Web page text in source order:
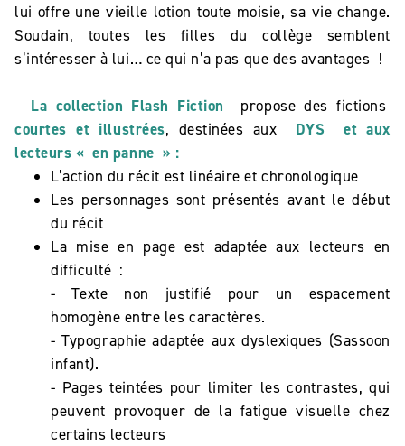
lui offre une vieille lotion toute moisie, sa vie change.
Soudain, toutes les filles du collège semblent
s’intéresser à lui… ce qui n’a pas que des avantages !
La collection Flash Fiction propose des fictions
courtes et illustrées, destinées aux DYS
et aux
lecteurs « en panne » :
L’action du récit est linéaire et chronologique
Les personnages sont présentés avant le début
du récit
La mise en page est adaptée aux lecteurs en
difficulté :
- Texte non justifié pour un espacement
homogène entre les caractères.
- Typographie adaptée aux dyslexiques (Sassoon
infant).
- Pages teintées pour limiter les contrastes, qui
peuvent provoquer de la fatigue visuelle chez
certains lecteurs